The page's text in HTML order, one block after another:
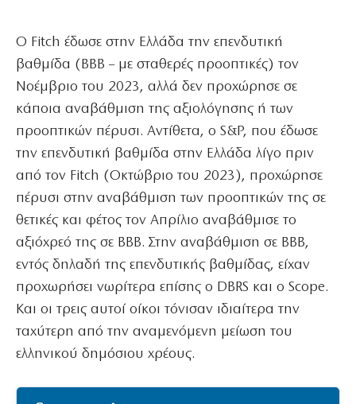
Ο Fitch έδωσε στην Ελλάδα την επενδυτική
βαθμίδα (BBB – με σταθερές προοπτικές) τον
Νοέμβριο του 2023, αλλά δεν προχώρησε σε
κάποια αναβάθμιση της αξιολόγησης ή των
προοπτικών πέρυσι. Αντίθετα, ο S&P, που έδωσε
την επενδυτική βαθμίδα στην Ελλάδα λίγο πριν
από τον Fitch (Οκτώβριο του 2023), προχώρησε
πέρυσι στην αναβάθμιση των προοπτικών της σε
θετικές και φέτος τον Απρίλιο αναβάθμισε το
αξιόχρεό της σε ΒΒΒ. Στην αναβάθμιση σε ΒΒΒ,
εντός δηλαδή της επενδυτικής βαθμίδας, είχαν
προχωρήσει νωρίτερα επίσης ο DBRS και ο Scope.
Και οι τρεις αυτοί οίκοι τόνισαν ιδιαίτερα την
ταχύτερη από την αναμενόμενη μείωση του
ελληνικού δημόσιου χρέους.